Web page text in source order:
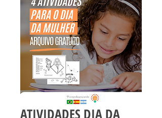
ATIVIDADES DIA DA